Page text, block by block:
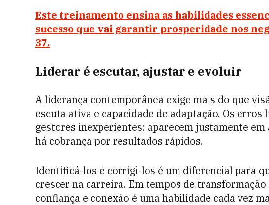
Este treinamento ensina as habilidades
sucesso que vai garantir prosperidade nos
37.
Liderar é escutar, ajustar e evoluir
A liderança contemporânea exige mais do que
escuta ativa e capacidade de adaptação. Os
gestores inexperientes: aparecem justamente
há cobrança por resultados rápidos.
Identificá-los e corrigi-los é um diferencial para
crescer na carreira. Em tempos de
confiança e conexão é uma habilidade cada vez